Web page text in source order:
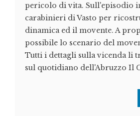
pericolo di vita. Sull'episodio
carabinieri di Vasto per
dinamica ed il movente. A
possibile lo scenario del
Tutti i dettagli sulla vicenda li
sul quotidiano dell'Abruzzo Il